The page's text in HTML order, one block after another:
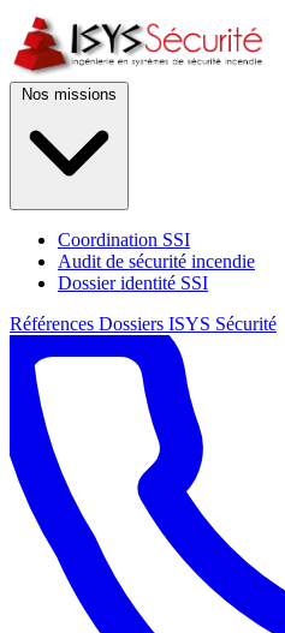
Coordination SSI
Audit de sécurité incendie
Dossier identité SSI
Références Dossiers ISYS Sécurité